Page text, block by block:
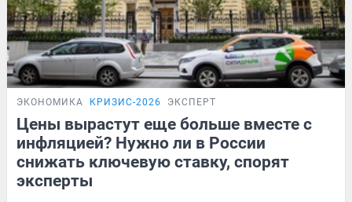
ЭКОНОМИКА КРИЗИС-2026 ЭКСПЕРТ
Цены вырастут еще больше вместе с
инфляцией? Нужно ли в России
снижать ключевую ставку, спорят
эксперты